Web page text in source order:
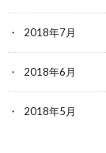
2018年7月
2018年6月
2018年5月